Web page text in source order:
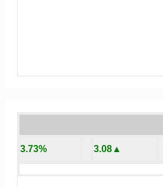
▲3.08
3.73%